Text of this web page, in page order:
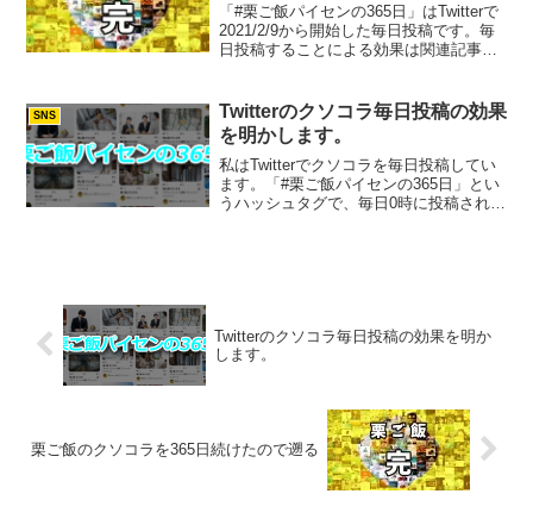
「#栗ご飯パイセンの365日」はTwitterで
2021/2/9から開始した毎日投稿です。毎
日投稿することによる効果は関連記事の
稿を実現したのかは関連記事の「ク...
SNS
Twitterのクソコラ毎日投稿の効果
を明かします。
私はTwitterでクソコラを毎日投稿してい
ます。「#栗ご飯パイセンの365日」とい
うハッシュタグで、毎日0時に投稿される
Twitterのクソコラ毎日投稿の効果を明か
します。
栗ご飯のクソコラを365日続けたので遡る